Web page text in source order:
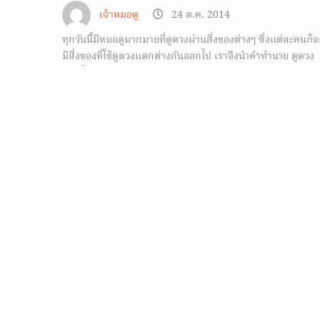
เจ้าหมอดู
24 ต.ค. 2014
ทุกวันนี้มีหมอดูมากมายที่ดูดวงผ่านสิ่งของต่างๆ ซึ่งแต่ละคนก็
มีสิ่งของที่ใช้ดูดวงแตกต่างกันออกไป เราจึงนำคำทำนาย ดูดวง